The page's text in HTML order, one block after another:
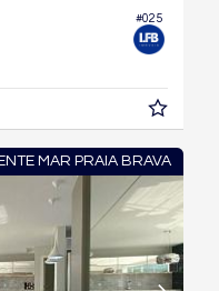
#025
MAR PRAIA BRAVA